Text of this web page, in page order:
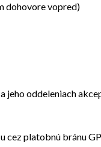
dohovore vopred)
jeho oddeleniach
cez platobnú bránu